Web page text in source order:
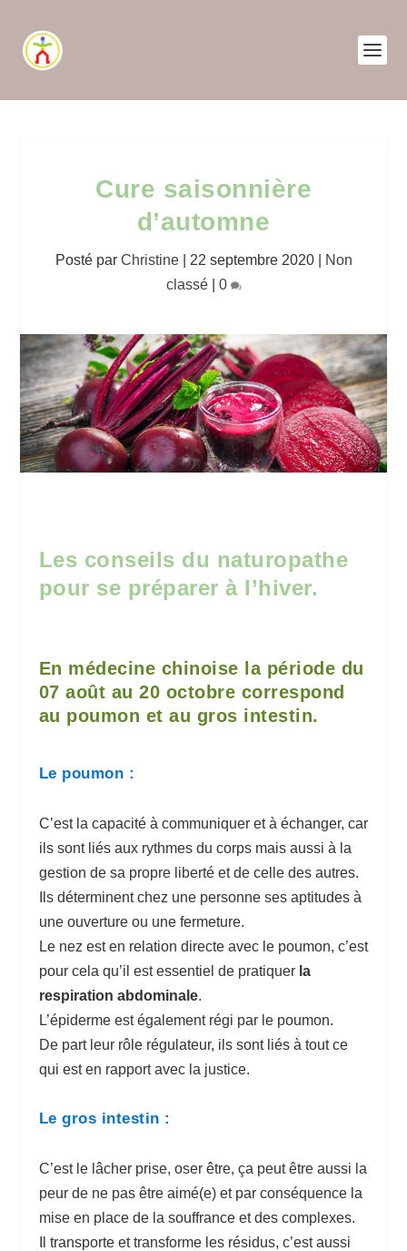
Cure saisonnière
d’automne
Posté par Christine| 22 septembre 2020|
Non
classé| 0
Les conseils du naturopathe
pour se préparer à l’hiver.
En médecine chinoise la période du
07 août au 20 octobre correspond
au poumon et au gros intestin.
Le poumon :
C’est la capacité à communiquer et à échanger, car
ils sont liés aux rythmes du corps mais aussi à la
gestion de sa propre liberté et de celle des autres.
Ils déterminent chez une personne ses aptitudes à
une ouverture ou une fermeture.
Le nez est en relation directe avec le poumon, c’est
pour cela qu’il est essentiel de pratiquer la
respiration abdominale.
L’épiderme est également régi par le poumon.
De part leur rôle régulateur, ils sont liés à tout ce
qui est en rapport avec la justice.
Le gros intestin :
C’est le lâcher prise, oser être, ça peut être aussi la
peur de ne pas être aimé(e) et par conséquence la
mise en place de la souffrance et des complexes.
Il transporte et transforme les résidus, c’est aussi